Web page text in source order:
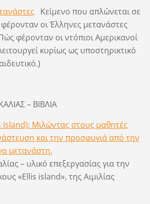
Κείμενο που απλώνεται σε
οι Έλληνες μετανάστες
φέρονταν οι ντόπιοι Αμερικανοί
κυρίως ως υποστηρικτικό
– ΒΙΒΛΙΑ
Island): Μιλώντας στους μαθητές
και την προσφυγιά από την
μετανάστη.
– υλικό επεξεργασίας για την
«Ellis island», της Αιμιλίας